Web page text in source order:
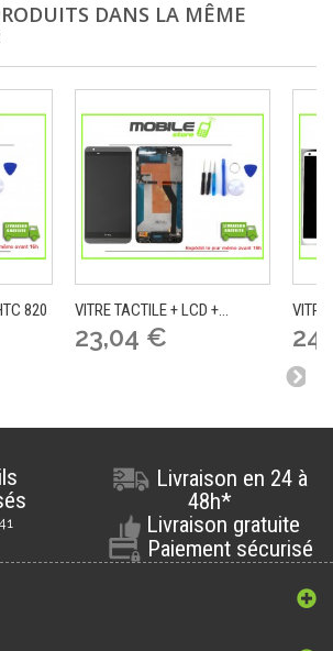
DANS LA MÊME
820 VITRE TACTILE + LCD +...
23,04 €
Livraison en 24 à
48h*
Livraison gratuite
Paiement sécurisé